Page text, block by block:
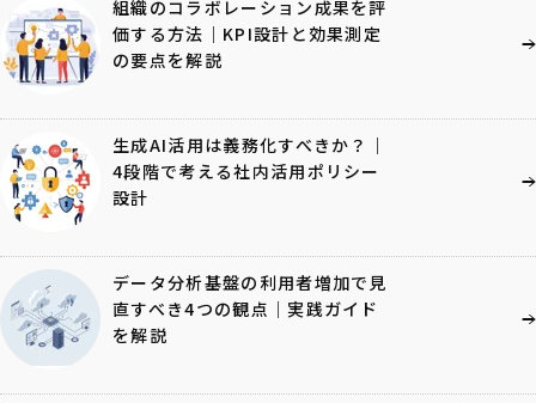
組織のコラボレーション成果を評
価する方法｜KPI設計と効果測定
の要点を解説
生成AI活用は義務化すべきか？｜
4段階で考える社内活用ポリシー
設計
データ分析基盤の利用者増加で見
直すべき4つの観点｜実践ガイド
を解説